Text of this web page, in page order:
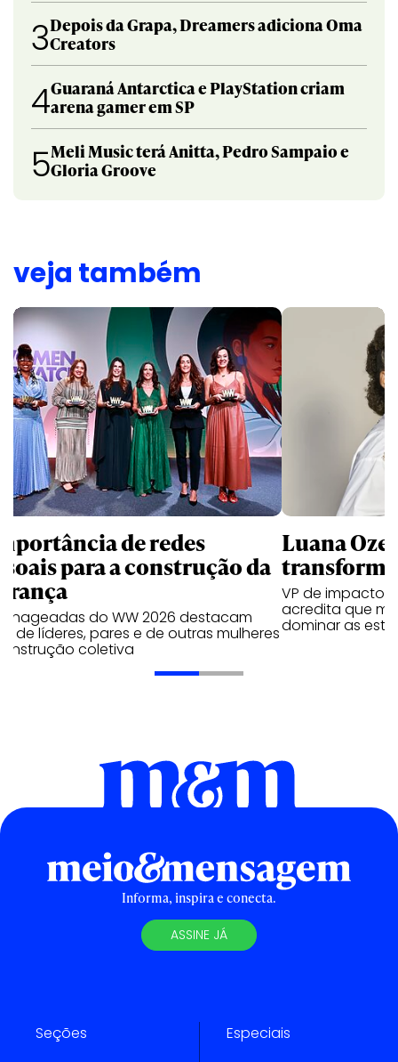
3Depois da Grapa, Dreamers adiciona Oma
Creators
4Guaraná Antarctica e PlayStation criam
arena gamer em SP
5Meli Music terá Anitta, Pedro Sampaio e
Gloria Groove
veja também
de redes
para a construção da
do WW 2026 destacam
de líderes, pares e de outras mulheres
coletiva
Luana
VP de impacto
acredita que
dominar as
Informa, inspira e conecta.
ASSINE JÁ
Seções Especiais